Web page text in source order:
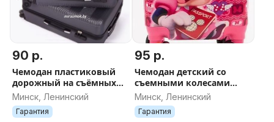
90 р.
Чемодан пластиковый
дорожный на съёмных
колесах новый в Минске
ДОСТАВКА поликарбонат
графит
Минск, Ленинский
Гарантия
95 р.
Чемодан детский со
съемными колесами
Микки Путешественница
Минск, Ленинский
Гарантия